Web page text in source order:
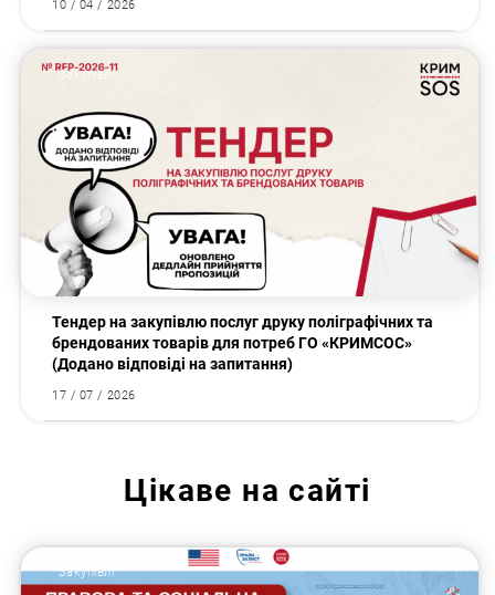
10 / 04 / 2026
Закупівлі
Тендер на закупівлю послуг друку поліграфічних та
брендованих товарів для потреб ГО «КРИМСОС»
(Додано відповіді на запитання)
17 / 07 / 2026
Цікаве на сайті
Закупівлі